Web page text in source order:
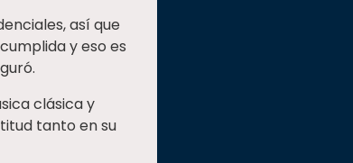
así que
y eso es
clásica y
tanto en su